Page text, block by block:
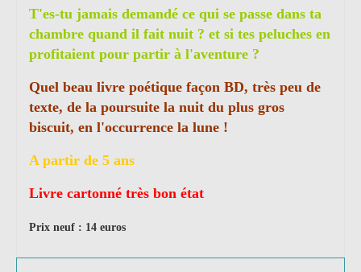
T'es-tu jamais demandé ce qui se passe dans ta
chambre quand il fait nuit ? et si tes peluches en
profitaient pour partir à l'aventure ?
Quel beau livre poétique façon BD, très peu de
texte, de la poursuite la nuit du plus gros
biscuit, en l'occurrence la lune !
A partir de 5 ans
Livre cartonné très bon état
Prix neuf : 14 euros